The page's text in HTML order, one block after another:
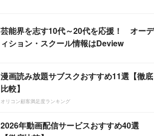
芸能界を志す10代～20代を応援！ オーデ
ィション・スクール情報はDeview
漫画読み放題サブスクおすすめ11選【徹底
比較】
オリコン顧客満足度ランキング
2026年動画配信サービスおすすめ40選